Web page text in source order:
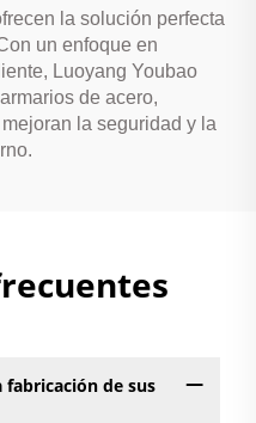
la solución perfecta
un enfoque en
Luoyang Youbao
de acero,
la seguridad y la
de sus